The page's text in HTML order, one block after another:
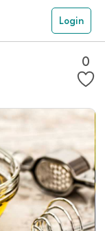
Login
0